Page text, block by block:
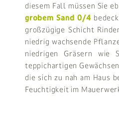
diesem Fall müssen Sie
grobem Sand 0/4
großzügige Schicht
niedrig wachsende
niedrigen Gräsern wie
teppichartigen
die sich zu nah am Haus
Feuchtigkeit im